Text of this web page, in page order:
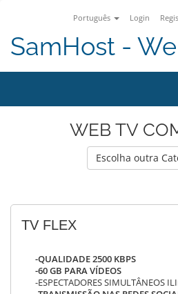
Português Login
SamHost -
WEB TV
Escolha outra
TV FLEX
-QUALIDADE 2500 KBPS
-60 GB PARA VÍDEOS
-ESPECTADORES SIMULTÂNEOS